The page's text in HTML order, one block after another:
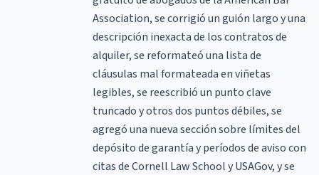
Association, se corrigió un guión largo y una
descripción inexacta de los contratos de
alquiler, se reformateó una lista de
cláusulas mal formateada en viñetas
legibles, se reescribió un punto clave
truncado y otros dos puntos débiles, se
agregó una nueva sección sobre límites del
depósito de garantía y períodos de aviso con
citas de Cornell Law School y USAGov, y se